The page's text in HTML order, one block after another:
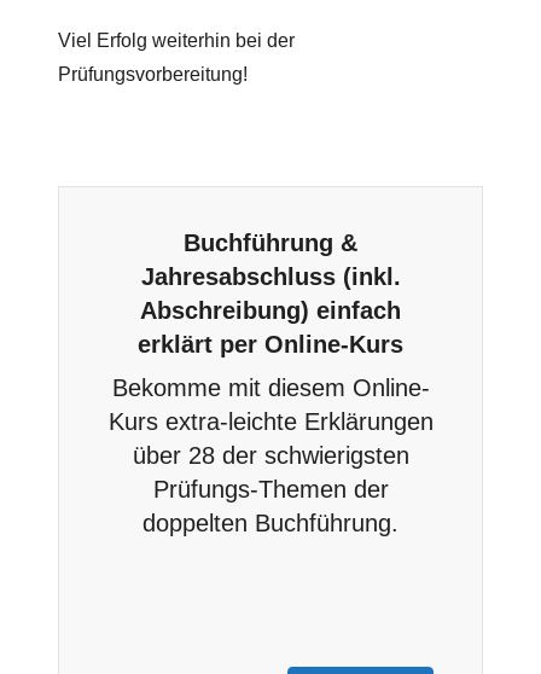
Viel Erfolg weiterhin bei der
Prüfungsvorbereitung!
Buchführung &
Jahresabschluss (inkl.
Abschreibung) einfach
erklärt per Online-Kurs
Bekomme mit diesem Online-
Kurs extra-leichte Erklärungen
über 28 der schwierigsten
Prüfungs-Themen der
doppelten Buchführung.